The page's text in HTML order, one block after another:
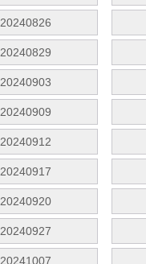
20240826
20240829
20240903
20240909
20240912
20240917
20240920
20240927
20241007